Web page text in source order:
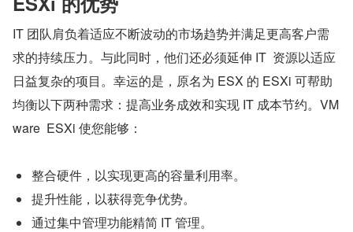
IT 团队肩负着适应不断波动的市场趋势并满足更高客户需
求的持续压力。与此同时，他们还必须延伸 IT  资源以适应
日益复杂的项目。幸运的是，原名为 ESX 的 ESXi 可帮助
均衡以下两种需求：提高业务成效和实现 IT 成本节约。VM
ware  ESXi 使您能够：
整合硬件，以实现更高的容量利用率。
提升性能，以获得竞争优势。
通过集中管理功能精简 IT 管理。